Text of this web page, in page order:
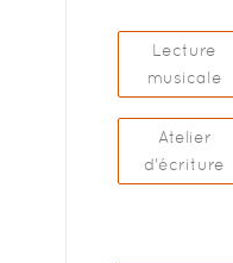
Lecture
musicale
Atelier
d'écriture